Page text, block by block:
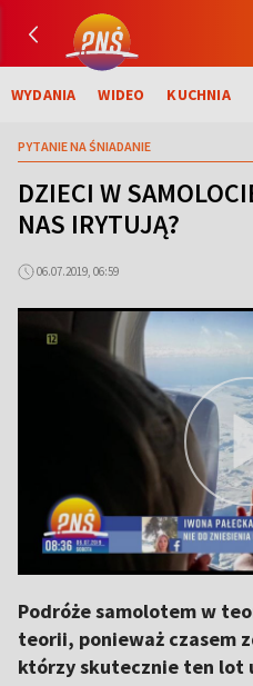
WYDANIA WIDEO KUCHNIA
PYTANIE NA ŚNIADANIE
DZIECI W
NAS IRYTUJĄ?
06.07.2019, 06:59
Podróże samolotem w
teorii, ponieważ czasem
którzy skutecznie ten lot